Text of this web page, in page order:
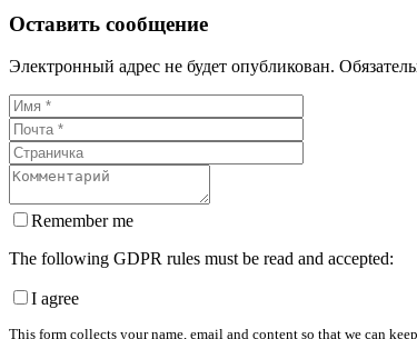
Оставить сообщение
Электронный адрес не будет опубликован.
Remember me
The following GDPR rules must be read and accepted:
I agree
This form collects your name, email and content so that we can